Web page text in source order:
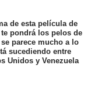
de esta película de
te pondrá los pelos de
parece mucho a lo
sucediendo entre
Unidos y Venezuela